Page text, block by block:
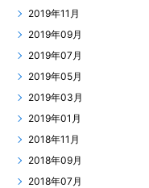
2019年11月
2019年09月
2019年07月
2019年05月
2019年03月
2019年01月
2018年11月
2018年09月
2018年07月